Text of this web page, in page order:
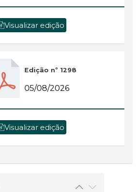
Visualizar edição
Edição nº 1298
05/08/2026
Visualizar edição